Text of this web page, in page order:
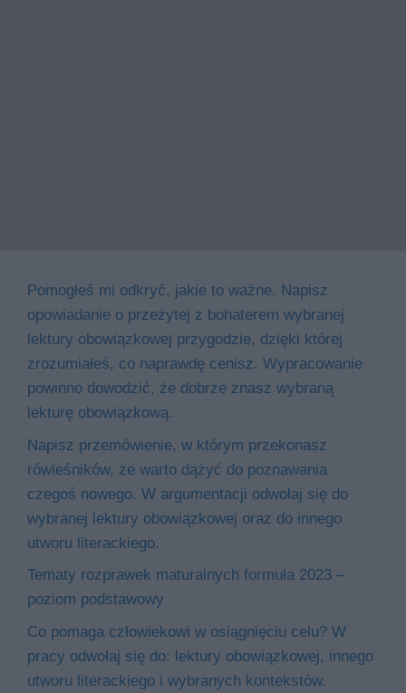
Pomogłeś mi odkryć, jakie to ważne. Napisz
opowiadanie o przeżytej z bohaterem wybranej
lektury obowiązkowej przygodzie, dzięki której
zrozumiałeś, co naprawdę cenisz. Wypracowanie
powinno dowodzić, że dobrze znasz wybraną
lekturę obowiązkową.
Napisz przemówienie, w którym przekonasz
rówieśników, że warto dążyć do poznawania
czegoś nowego. W argumentacji odwołaj się do
wybranej lektury obowiązkowej oraz do innego
utworu literackiego.
Tematy rozprawek maturalnych formuła 2023 –
poziom podstawowy
Co pomaga człowiekowi w osiągnięciu celu? W
pracy odwołaj się do: lektury obowiązkowej, innego
utworu literackiego i wybranych kontekstów.